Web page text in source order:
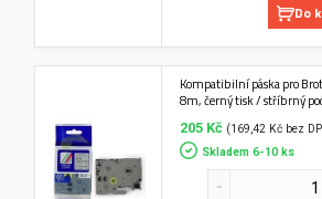
Do
Kompatibilní páska pro
8m, černý tisk / stříbrný
205 Kč (169,42 Kč bez
Skladem 6-10 ks